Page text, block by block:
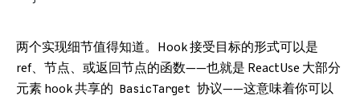
两个实现细节值得知道。Hook 接受目标的形式可以是
ref、节点、或返回节点的函数——也就是 ReactUse 大部分
元素 hook 共享的 BasicTarget 协议——这意味着你可以